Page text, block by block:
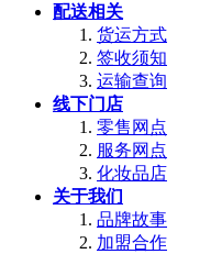
配送相关
货运方式
签收须知
运输查询
线下门店
零售网点
服务网点
化妆品店
关于我们
品牌故事
加盟合作